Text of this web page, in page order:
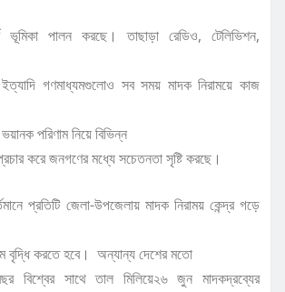
ভূমিকা পালন করছে। তাছাড়া রেডিও, টেলিভিশন,
ইত্যাদি গণমাধ্যমগুলোও সব সময় মাদক নিরাময়ে কাজ
পরিণাম নিয়ে বিভিন্ন
করে জনগণের মধ্যে সচেতনতা সৃষ্টি করছে।
প্রতিটি জেলা-উপজেলায় মাদক নিরাময় কেন্দ্র গড়ে
বৃদ্ধি করতে হবে। অন্যান্য দেশের মতো
বিশ্বের সাথে তাল মিলিয়ে২৬ জুন মাদকদ্রব্যের